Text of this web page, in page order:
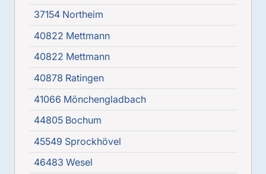
37154 Northeim
40822 Mettmann
40822 Mettmann
40878 Ratingen
41066 Mönchengladbach
44805 Bochum
45549 Sprockhövel
46483 Wesel